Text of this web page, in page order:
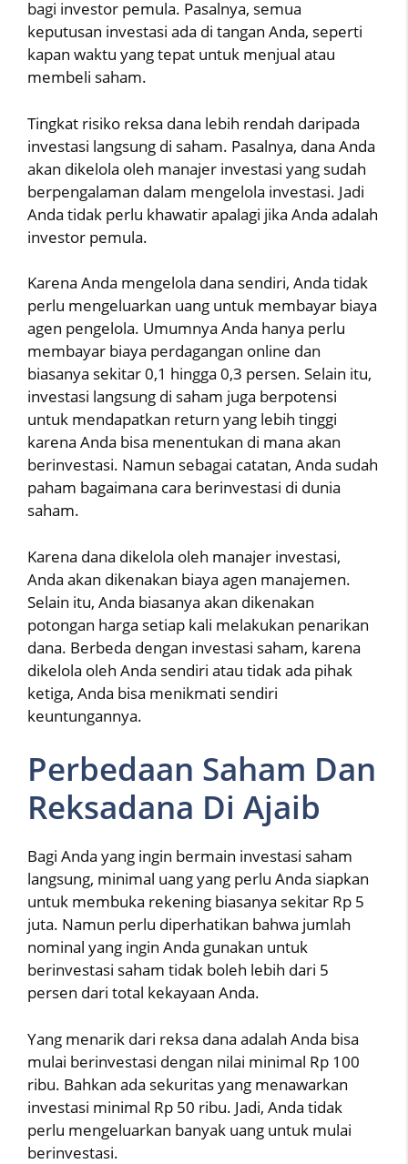
bagi investor pemula. Pasalnya, semua
keputusan investasi ada di tangan Anda, seperti
kapan waktu yang tepat untuk menjual atau
membeli saham.
Tingkat risiko reksa dana lebih rendah daripada
investasi langsung di saham. Pasalnya, dana Anda
akan dikelola oleh manajer investasi yang sudah
berpengalaman dalam mengelola investasi. Jadi
Anda tidak perlu khawatir apalagi jika Anda adalah
investor pemula.
Karena Anda mengelola dana sendiri, Anda tidak
perlu mengeluarkan uang untuk membayar biaya
agen pengelola. Umumnya Anda hanya perlu
membayar biaya perdagangan online dan
biasanya sekitar 0,1 hingga 0,3 persen. Selain itu,
investasi langsung di saham juga berpotensi
untuk mendapatkan return yang lebih tinggi
karena Anda bisa menentukan di mana akan
berinvestasi. Namun sebagai catatan, Anda sudah
paham bagaimana cara berinvestasi di dunia
saham.
Karena dana dikelola oleh manajer investasi,
Anda akan dikenakan biaya agen manajemen.
Selain itu, Anda biasanya akan dikenakan
potongan harga setiap kali melakukan penarikan
dana. Berbeda dengan investasi saham, karena
dikelola oleh Anda sendiri atau tidak ada pihak
ketiga, Anda bisa menikmati sendiri
keuntungannya.
Perbedaan Saham Dan
Reksadana Di Ajaib
Bagi Anda yang ingin bermain investasi saham
langsung, minimal uang yang perlu Anda siapkan
untuk membuka rekening biasanya sekitar Rp 5
juta. Namun perlu diperhatikan bahwa jumlah
nominal yang ingin Anda gunakan untuk
berinvestasi saham tidak boleh lebih dari 5
persen dari total kekayaan Anda.
Yang menarik dari reksa dana adalah Anda bisa
mulai berinvestasi dengan nilai minimal Rp 100
ribu. Bahkan ada sekuritas yang menawarkan
investasi minimal Rp 50 ribu. Jadi, Anda tidak
perlu mengeluarkan banyak uang untuk mulai
berinvestasi.